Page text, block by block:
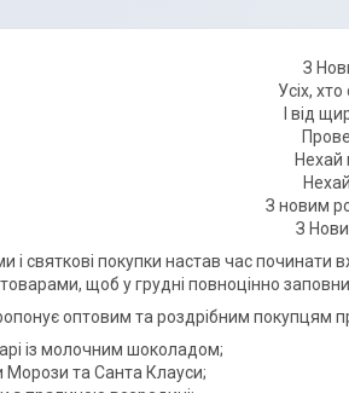
З
Усіх,
І від
Нехай
З новим
З
і святкові покупки настав час
щоб у грудні повноцінно
оптовим та роздрібним покупцям
із молочним шоколадом;
Морози та Санта Клауси;